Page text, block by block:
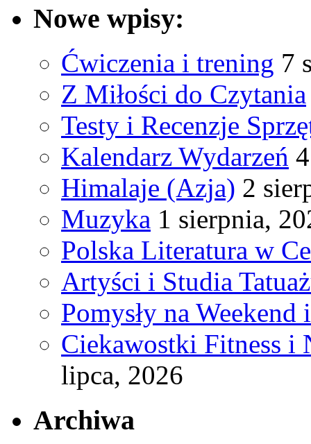
Nowe wpisy:
Ćwiczenia i trening 7
Z Miłości do Czytania
Testy i Recenzje
Kalendarz Wydarzeń
Himalaje (Azja) 2
Muzyka 1 sierpnia,
Polska Literatura w
Artyści i Studia
Pomysły na
Ciekawostki Fitness i
lipca, 2026
Archiwa